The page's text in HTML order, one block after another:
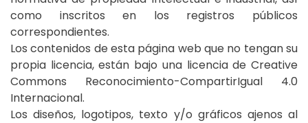
como inscritos en los registros públicos
correspondientes.
Los contenidos de esta página web que no tengan su
propia licencia, están bajo una licencia de Creative
Commons Reconocimiento-CompartirIgual 4.0
Internacional.
Los diseños, logotipos, texto y/o gráficos ajenos al